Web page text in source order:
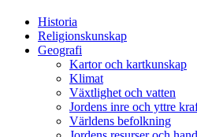
Historia
Religionskunskap
Geografi
Kartor och kartkunskap
Klimat
Växtlighet och vatten
Jordens inre och yttre
Världens befolkning